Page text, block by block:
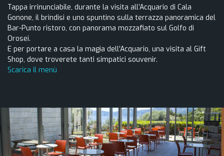
Tappa irrinunciabile, durante la visita all’Acquario di Cala
Gonone, il brindisi e uno spuntino sulla terrazza panoramica del
Bar-Punto ristoro, con panorama mozzafiato sul Golfo di
Orosei.
E per portare a casa la magia dell’Acquario, una visita al Gift
Shop, dove troverete tanti simpatici souvenir.
Scarica il menù